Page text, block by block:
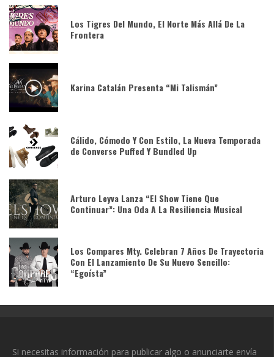
Los Tigres Del Mundo, El Norte Más Allá De La
Frontera
Karina Catalán Presenta “Mi Talismán”
Cálido, Cómodo Y Con Estilo, La Nueva Temporada
de Converse Puffed Y Bundled Up
Arturo Leyva Lanza “El Show Tiene Que
Continuar”: Una Oda A La Resiliencia Musical
Los Compares Mty. Celebran 7 Años De Trayectoria
Con El Lanzamiento De Su Nuevo Sencillo:
“Egoísta”
Si necesitas información para publicar algo o anunciarte envía